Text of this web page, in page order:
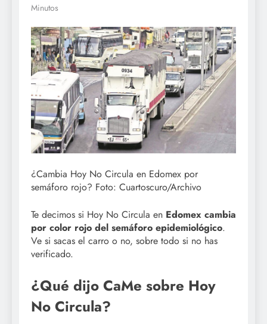
Minutos
¿Cambia Hoy No Circula en Edomex por
semáforo rojo? Foto: Cuartoscuro/Archivo
Te decimos si Hoy No Circula en Edomex cambia
por color rojo del semáforo epidemiológico.
Ve si sacas el carro o no, sobre todo si no has
verificado.
¿Qué dijo CaMe sobre Hoy
No Circula?